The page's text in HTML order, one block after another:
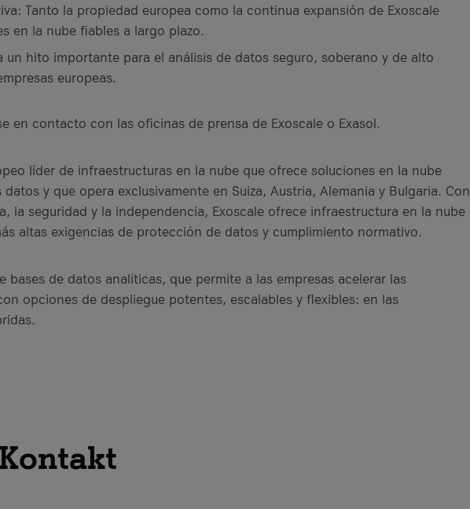
Tanto la propiedad europea como la continua expansión de Exoscale
en la nube fiables a largo plazo.
un hito importante para el análisis de datos seguro, soberano y de alto
europeas.
en contacto con las oficinas de prensa de Exoscale o Exasol.
líder de infraestructuras en la nube que ofrece soluciones en la nube
y que opera exclusivamente en Suiza, Austria, Alemania y Bulgaria. Con
la seguridad y la independencia, Exoscale ofrece infraestructura en la nube
altas exigencias de protección de datos y cumplimiento normativo.
bases de datos analíticas, que permite a las empresas acelerar las
opciones de despliegue potentes, escalables y flexibles: en las